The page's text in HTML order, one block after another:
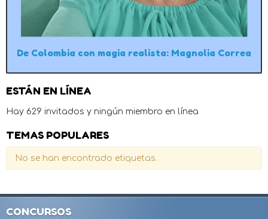
De Colombia con magia realista: Magnolia Correa
ESTÁN EN LÍNEA
Hay 629 invitados y ningún miembro en línea
TEMAS POPULARES
No se han encontrado etiquetas.
CONCURSOS